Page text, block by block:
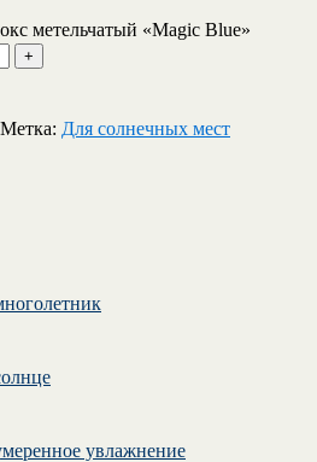
метельчатый «Magic Blue»
Метка: Для солнечных мест
увлажнение